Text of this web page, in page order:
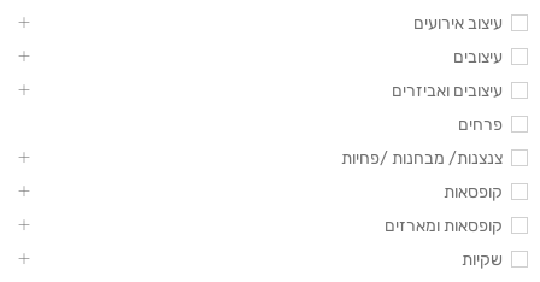
עיצוב אירועים
עיצובים
עיצובים ואביזרים
פרחים
צנצנות/ מבחנות /פחיות
קופסאות
קופסאות ומארזים
שקיות